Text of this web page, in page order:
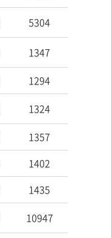
5304
1347
1294
1324
1357
1402
1435
10947